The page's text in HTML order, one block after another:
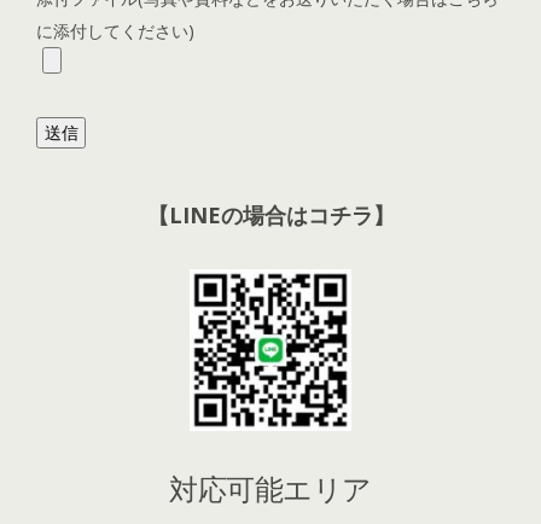
に添付してください)
【LINEの場合はコチラ】
対応可能エリア